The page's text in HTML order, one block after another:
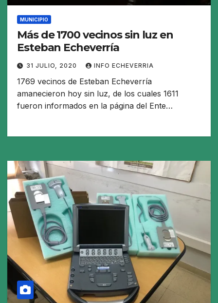
MUNICIPIO
Más de 1700 vecinos sin luz en
Esteban Echeverría
31 JULIO, 2020 INFO ECHEVERRIA
1769 vecinos de Esteban Echeverría
amanecieron hoy sin luz, de los cuales 1611
fueron informados en la página del Ente…